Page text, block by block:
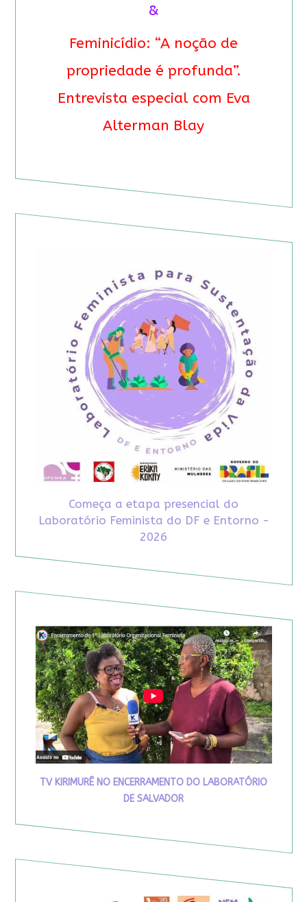
&
Feminicídio: “A noção de
propriedade é profunda”.
Entrevista especial com Eva
Alterman Blay
Começa a etapa presencial do
Laboratório Feminista do DF e Entorno -
2026
TV KIRIMURÊ NO ENCERRAMENTO DO LABORATÓRIO
DE SALVADOR